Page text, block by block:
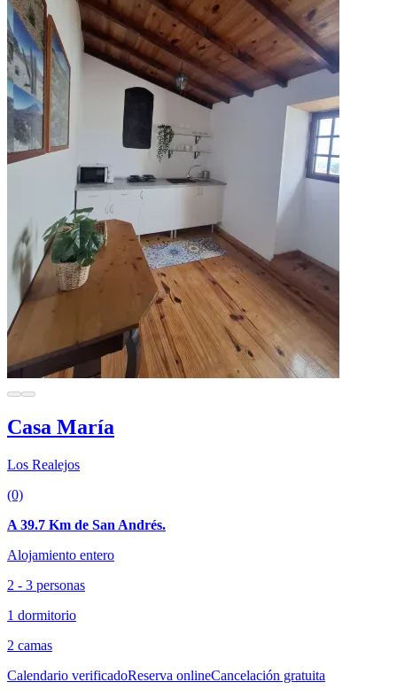
Casa María
Los Realejos
(0)
A 39.7 Km de San Andrés.
Alojamiento entero
2 - 3 personas
1 dormitorio
2 camas
Calendario verificadoReserva onlineCancelación gratuita